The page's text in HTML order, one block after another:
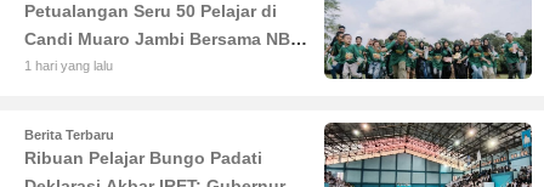
Petualangan Seru 50 Pelajar di
Candi Muaro Jambi Bersama NBT
Coal Group
1 hari yang lalu
Berita Terbaru
Ribuan Pelajar Bungo Padati